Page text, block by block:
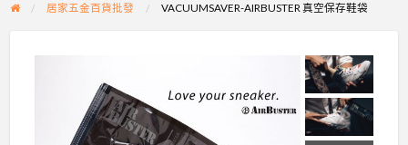
居家五金百貨批發 VACUUMSAVER-AIRBUSTER 真空保存鞋袋